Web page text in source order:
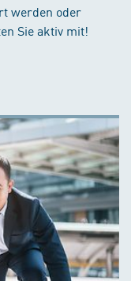
werden oder
Sie aktiv mit!